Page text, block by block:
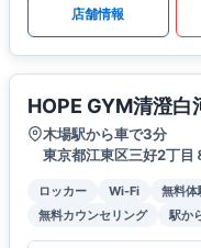
店舗情報
HOPE GYM清澄白
木場駅から車で3分
東京都江東区三好2丁
ロッカー Wi-Fi 無料体
無料カウンセリング
駅か